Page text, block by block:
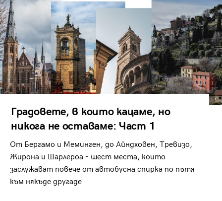
Градовете, в които кацаме, но
никога не оставаме: Част 1
От Бергамо и Меминген, до Айндховен, Тревизо,
Жирона и Шарлероа - шест места, които
заслужават повече от автобусна спирка по пътя
към някъде другаде